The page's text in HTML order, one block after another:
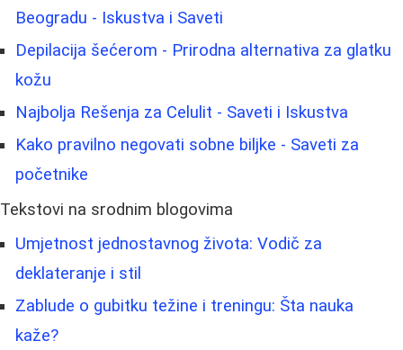
Beogradu - Iskustva i Saveti
Depilacija šećerom - Prirodna alternativa za glatku
kožu
Najbolja Rešenja za Celulit - Saveti i Iskustva
Kako pravilno negovati sobne biljke - Saveti za
početnike
Tekstovi na srodnim blogovima
Umjetnost jednostavnog života: Vodič za
deklateranje i stil
Zablude o gubitku težine i treningu: Šta nauka
kaže?